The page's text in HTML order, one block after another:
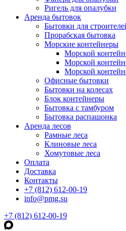
Ригель для опалубки
Аренда бытовок
Бытовки для
Прорабская бытовка
Морские контейнеры
Морской
Морской
Морской
Офисные бытовки
Бытовки на колесах
Блок контейнеры
Бытовка с тамбуром
Бытовка распашонка
Аренда лесов
Рамные леса
Клиновые леса
Хомутовые леса
Оплата
Доставка
Контакты
+7 (812) 612-00-19
info@pmg.su
+7 (812) 612-00-19